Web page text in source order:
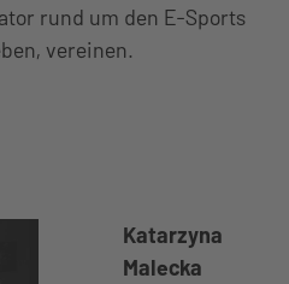
rund um den E-Sports
vereinen.
Katarzyna
Malecka